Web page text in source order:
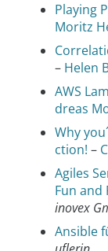
Playing
Moritz
– Helen
AWS
dreas
Why
ction! –
Agiles
Fun and
inovex
Ansible